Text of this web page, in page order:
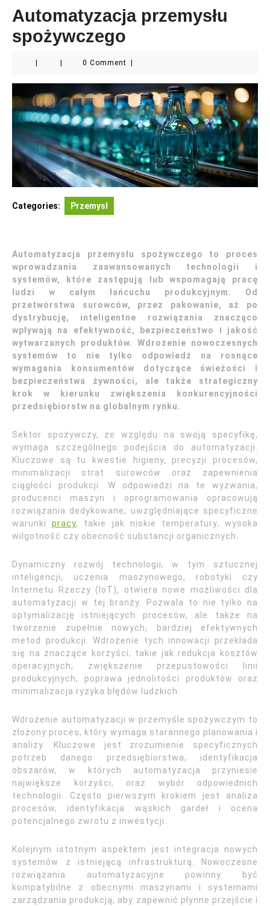
Automatyzacja przemysłu
spożywczego
0 Comment
Categories: Przemysł
Automatyzacja przemysłu spożywczego to proces
wprowadzania zaawansowanych technologii i
systemów, które zastępują lub wspomagają pracę
ludzi w całym łańcuchu produkcyjnym. Od
przetwórstwa surowców, przez pakowanie, aż po
dystrybucję, inteligentne rozwiązania znacząco
wpływają na efektywność, bezpieczeństwo i jakość
wytwarzanych produktów. Wdrożenie nowoczesnych
systemów to nie tylko odpowiedź na rosnące
wymagania konsumentów dotyczące świeżości i
bezpieczeństwa żywności, ale także strategiczny
krok w kierunku zwiększenia konkurencyjności
przedsiębiorstw na globalnym rynku.
Sektor spożywczy, ze względu na swoją specyfikę,
wymaga szczególnego podejścia do automatyzacji.
Kluczowe są tu kwestie higieny, precyzji procesów,
minimalizacji strat surowców oraz zapewnienia
ciągłości produkcji. W odpowiedzi na te wyzwania,
producenci maszyn i oprogramowania opracowują
rozwiązania dedykowane, uwzględniające specyficzne
warunkipracy, takie jak niskie temperatury, wysoka
wilgotność czy obecność substancji organicznych.
Dynamiczny rozwój technologii, w tym sztucznej
inteligencji, uczenia maszynowego, robotyki czy
Internetu Rzeczy (IoT), otwiera nowe możliwości dla
automatyzacji w tej branży. Pozwala to nie tylko na
optymalizację istniejących procesów, ale także na
tworzenie zupełnie nowych, bardziej efektywnych
metod produkcji. Wdrożenie tych innowacji przekłada
się na znaczące korzyści, takie jak redukcja kosztów
operacyjnych, zwiększenie przepustowości linii
produkcyjnych, poprawa jednolitości produktów oraz
minimalizacja ryzyka błędów ludzkich.
Wdrożenie automatyzacji w przemyśle spożywczym to
złożony proces, który wymaga starannego planowania i
analizy. Kluczowe jest zrozumienie specyficznych
potrzeb danego przedsiębiorstwa, identyfikacja
obszarów, w których automatyzacja przyniesie
największe korzyści, oraz wybór odpowiednich
technologii. Często pierwszym krokiem jest analiza
procesów, identyfikacja wąskich gardeł i ocena
potencjalnego zwrotu z inwestycji.
Kolejnym istotnym aspektem jest integracja nowych
systemów z istniejącą infrastrukturą. Nowoczesne
rozwiązania automatyzacyjne powinny być
kompatybilne z obecnymi maszynami i systemami
zarządzania produkcją, aby zapewnić płynne przejście i